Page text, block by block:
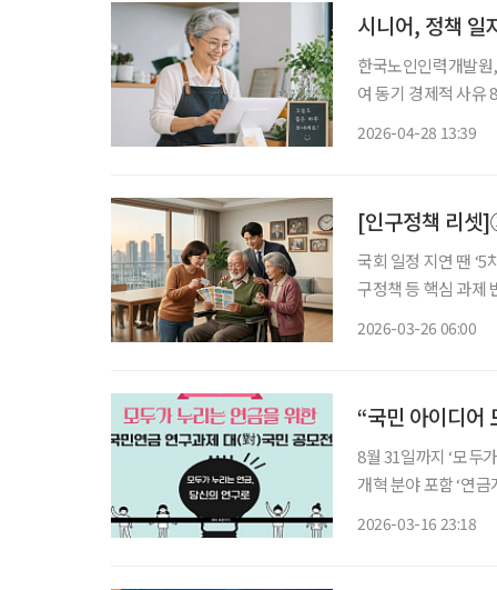
한국노인인력개발
여 동기 경제적 사
2026-04-28 13:39
[인구정책 리셋
국회 일정 지연 땐
구정책 등 핵심 과제 반영 여부 주목 정부의 인구전략
2026-03-26 06:00
“국민 아이디어
8월 31일까지 ‘모두
개혁 분야 포함 ‘연금개혁’
2026-03-16 23:18